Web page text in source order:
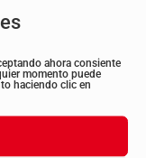
ahora consiente
momento puede
haciendo clic en
la unión de
los retos
de
equipo